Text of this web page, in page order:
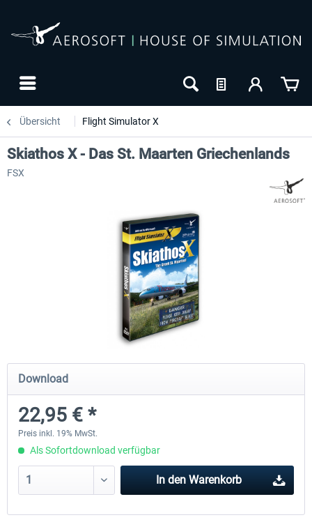
Übersicht Flight Simulator X
Airbus A320/A321
42,33 € *
Airbus Bundle
Skiathos X - Das St. Maarten Griechenlands
FSX
Download
22,95 € *
Preis inkl. 19% MwSt.
Als Sofortdownload verfügbar
In den Warenkorb